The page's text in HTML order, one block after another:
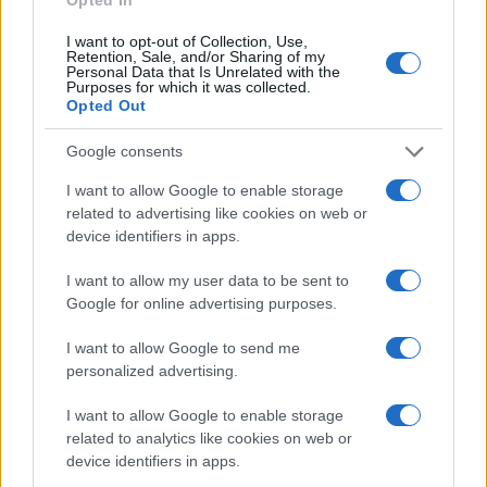
I want to opt-out of Collection, Use,
Retention, Sale, and/or Sharing of my
Personal Data that Is Unrelated with the
Purposes for which it was collected.
Opted Out
Google consents
I want to allow Google to enable storage
related to advertising like cookies on web or
device identifiers in apps.
I want to allow my user data to be sent to
Google for online advertising purposes.
I want to allow Google to send me
personalized advertising.
I want to allow Google to enable storage
related to analytics like cookies on web or
device identifiers in apps.
spade.
Oltre la porta di casa, puoi trovarti di fronte
anche un milione di nemici.
La guardia è per i principianti; più avanti si
torna alla posizione naturale.
I kata vanno eseguiti correttamente; il
Non dimenticare dove occorre usare o non
usare la forza, rilassare o contrarre, applicare
la lentezza o la velocità, in ogni tecnica.
Sii sempre creativo.
Nel Karate l’abito è chiamato
composta da una giacca (uwagi), da un paio di
pantaloni (zubon) di cotone bianco e da una
cintura (obi) che ne determina il grado. Altri